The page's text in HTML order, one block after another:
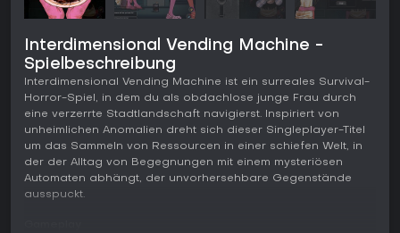
Interdimensional Vending Machine -
Spielbeschreibung
Interdimensional Vending Machine ist ein surreales Survival-
Horror-Spiel, in dem du als obdachlose junge Frau durch
eine verzerrte Stadtlandschaft navigierst. Inspiriert von
unheimlichen Anomalien dreht sich dieser Singleplayer-Titel
um das Sammeln von Ressourcen in einer schiefen Welt, in
der der Alltag von Begegnungen mit einem mysteriösen
Automaten abhängt, der unvorhersehbare Gegenstände
ausspuckt.